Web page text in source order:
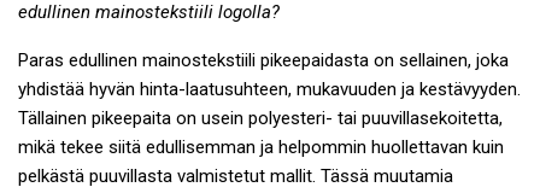
edullinen mainostekstiili logolla?
Paras edullinen mainostekstiili pikeepaidasta on sellainen, joka
yhdistää hyvän hinta-laatusuhteen, mukavuuden ja kestävyyden.
Tällainen pikeepaita on usein polyesteri- tai puuvillasekoitetta,
mikä tekee siitä edullisemman ja helpommin huollettavan kuin
pelkästä puuvillasta valmistetut mallit. Tässä muutamia